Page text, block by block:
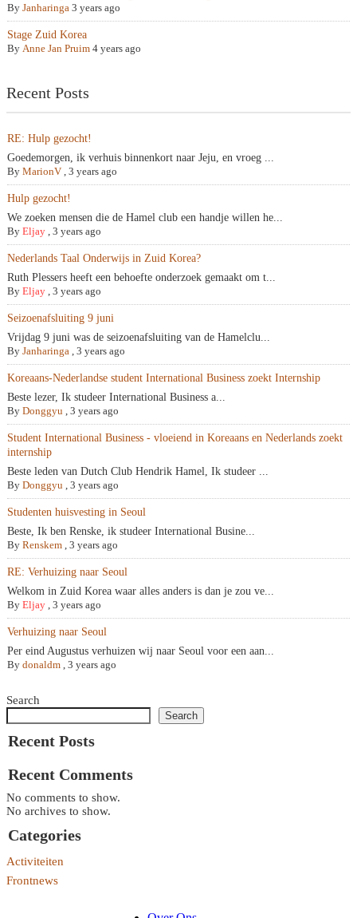
By Janharinga 3 years ago
Stage Zuid Korea
By Anne Jan Pruim 4 years ago
Recent Posts
RE: Hulp gezocht!
Goedemorgen, ik verhuis binnenkort naar Jeju, en vroeg ...
By MarionV , 3 years ago
Hulp gezocht!
We zoeken mensen die de Hamel club een handje willen he...
By Eljay , 3 years ago
Nederlands Taal Onderwijs in Zuid Korea?
Ruth Plessers heeft een behoefte onderzoek gemaakt om t...
By Eljay , 3 years ago
Seizoenafsluiting 9 juni
Vrijdag 9 juni was de seizoenafsluiting van de Hamelclu...
By Janharinga , 3 years ago
Koreaans-Nederlandse student International Business zoekt Internship
Beste lezer, Ik studeer International Business a...
By Donggyu , 3 years ago
Student International Business - vloeiend in Koreaans en Nederlands zoekt
internship
Beste leden van Dutch Club Hendrik Hamel, Ik studeer ...
By Donggyu , 3 years ago
Studenten huisvesting in Seoul
Beste, Ik ben Renske, ik studeer International Busine...
By Renskem , 3 years ago
RE: Verhuizing naar Seoul
Welkom in Zuid Korea waar alles anders is dan je zou ve...
By Eljay , 3 years ago
Verhuizing naar Seoul
Per eind Augustus verhuizen wij naar Seoul voor een aan...
By donaldm , 3 years ago
Search
Search
Recent Posts
Recent Comments
No comments to show.
No archives to show.
Categories
Activiteiten
Frontnews